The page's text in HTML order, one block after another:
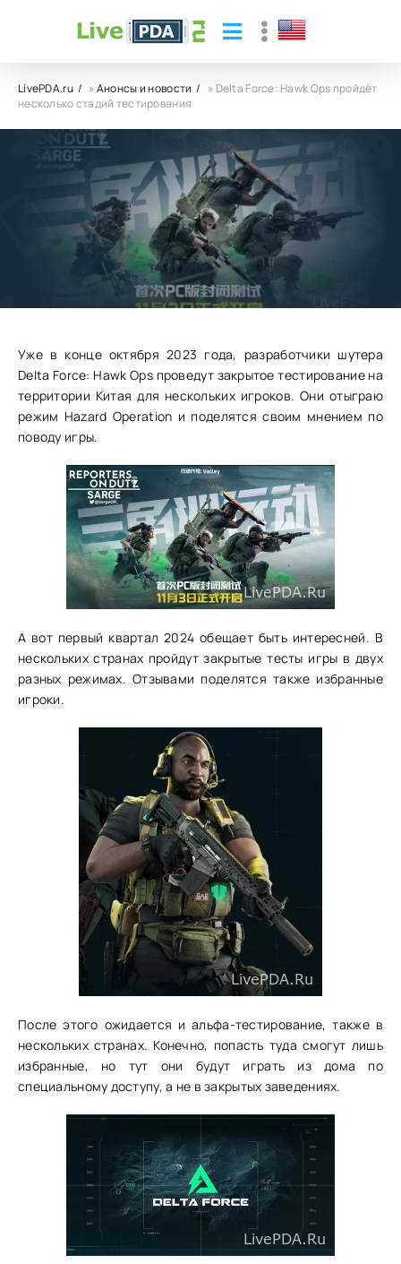
LivePDA.ru »Анонсы и новости
» Delta Force: Hawk Ops пройдёт
несколько стадий тестирования
Delta Force: Hawk Ops пройдёт
несколько стадий тестирования
27.10.23 11 0
Уже в конце октября 2023 года, разработчики шутера
Delta Force: Hawk Ops проведут закрытое тестирование на
территории Китая для нескольких игроков. Они отыграю
режим Hazard Operation и поделятся своим мнением по
поводу игры.
А вот первый квартал 2024 обещает быть интересней. В
нескольких странах пройдут закрытые тесты игры в двух
разных режимах. Отзывами поделятся также избранные
игроки.
После этого ожидается и альфа-тестирование, также в
нескольких странах. Конечно, попасть туда смогут лишь
избранные, но тут они будут играть из дома по
специальному доступу, а не в закрытых заведениях.